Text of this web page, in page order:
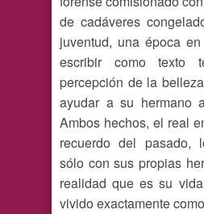
de cadáveres
juventud, una época
escribir como texto
percepción de la
ayudar a su hermano
Ambos hechos, el real
recuerdo del pasado,
sólo con sus propias
realidad que es su
vivido exactamente